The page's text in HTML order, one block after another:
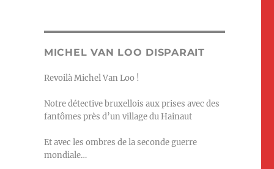
MICHEL VAN LOO DISPARAIT
Revoilà Michel Van Loo !
Notre détective bruxellois aux prises avec des
fantômes près d’un village du Hainaut
Et avec les ombres de la seconde guerre
mondiale…